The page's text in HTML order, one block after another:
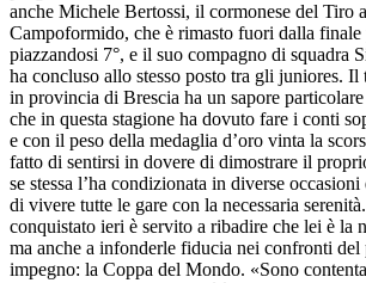
anche Michele Bertossi, il cormonese del Tiro
Campoformido, che è rimasto fuori dalla finale
piazzandosi 7°, e il suo compagno di squadra
ha concluso allo stesso posto tra gli juniores.
in provincia di Brescia ha un sapore
che in questa stagione ha dovuto fare i conti
e con il peso della medaglia d’oro vinta la
fatto di sentirsi in dovere di dimostrare il
se stessa l’ha condizionata in diverse
di vivere tutte le gare con la necessaria
conquistato ieri è servito a ribadire che lei è la
ma anche a infonderle fiducia nei confronti del
impegno: la Coppa del Mondo. «Sono